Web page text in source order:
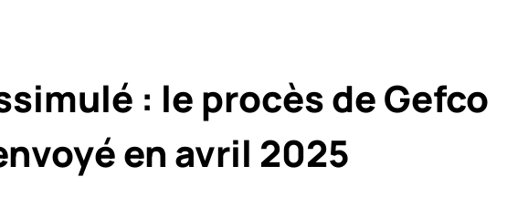
: le procès de Gefco
en avril 2025